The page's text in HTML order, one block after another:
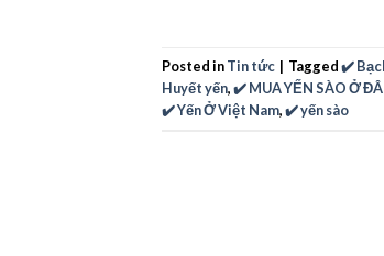
Posted inTin tức | Tagged✔️
Huyết yến,✔️ MUA YẾN SÀO Ở
✔️ Yến Ở Việt Nam,✔️ yến sào